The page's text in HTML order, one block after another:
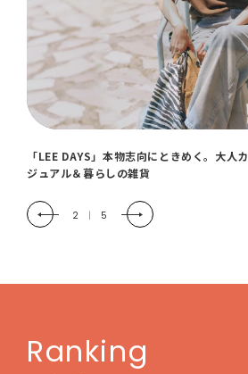
「LEE DAYS」本物志向にときめく。大人カ
ジュアル＆暮らしの雑貨
2 | 5
Ranking